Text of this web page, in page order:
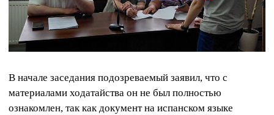
В начале заседания подозреваемый заявил, что с
материалами ходатайства он не был полностью
ознакомлен, так как документ на испанском языке